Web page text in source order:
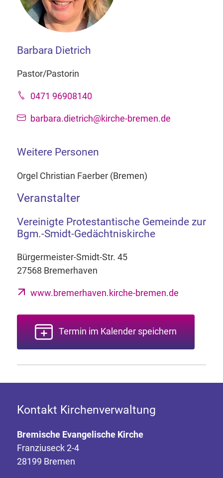
Barbara Dietrich
Pastor/Pastorin
0471 96908140
barbara.dietrich@kirche-bremen.de
Weitere Personen
Orgel Christian Faerber (Bremen)
Veranstalter
Vereinigte Protestantische Gemeinde zur
Bgm.-Smidt-Gedächtniskirche
Bürgermeister-Smidt-Str. 45
27568 Bremerhaven
www.bremerhaven.kirche-bremen.de
Termin im Kalender speichern
Kontakt Kirchenverwaltung
Bremische Evangelische Kirche
Franziuseck 2-4
28199 Bremen